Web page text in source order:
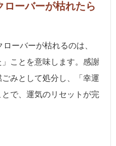
ローバーが枯れたら
ーバーが枯れるのは、
」ことを意味します。感謝
みとして処分し、「幸運
で、運気のリセットが完